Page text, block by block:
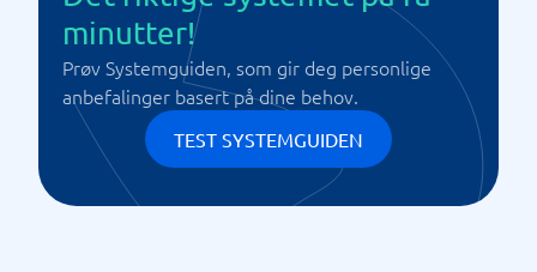
minutter!
Prøv Systemguiden, som gir deg personlige
anbefalinger basert på dine behov.
TEST SYSTEMGUIDEN